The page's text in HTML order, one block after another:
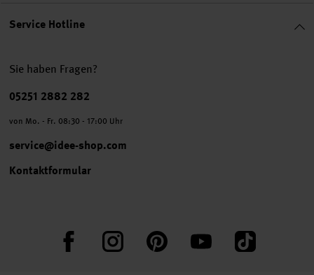
Service Hotline
Sie haben Fragen?
Telefonnummer
05251 2882 282
von Mo. - Fr. 08:30 - 17:00 Uhr
service@idee-shop.com
Kontaktformular
FacebookInstagram PinterestYouTube TikTok